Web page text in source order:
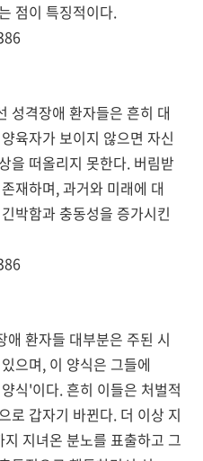
점이 특징적이다.
성격장애 환자들은 흔히 대
육자가 보이지 않으면 자신
을 떠올리지 못한다. 버림받
재하며, 과거와 미래에 대
박함과 충동성을 증가시킨
환자들 대부분은 주된 시
으며, 이 양식은 그들에
식'이다. 흔히 이들은 처벌적
로 갑자기 바뀐다. 더 이상 지
지녀온 분노를 표출하고 그